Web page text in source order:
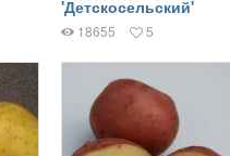
'Детскосельский'
18655 5